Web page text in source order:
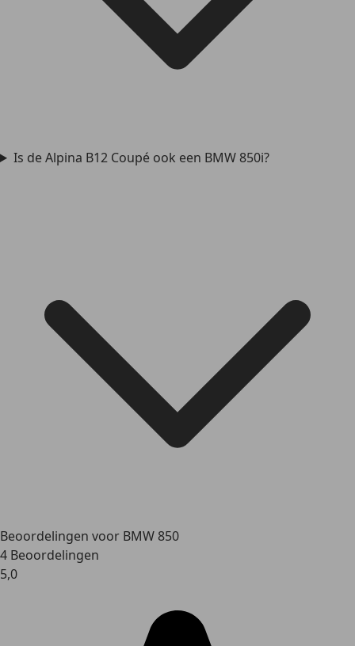
Is de Alpina B12 Coupé ook een BMW 850i?
Beoordelingen voor BMW 850
4 Beoordelingen
5,0